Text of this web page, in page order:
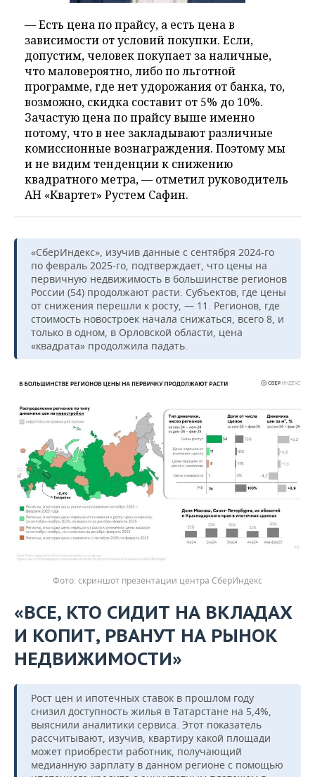
— Есть цена по прайсу, а есть цена в
зависимости от условий покупки. Если,
допустим, человек покупает за наличные,
что маловероятно, либо по льготной
программе, где нет удорожания от банка, то,
возможно, скидка составит от 5% до 10%.
Зачастую цена по прайсу выше именно
потому, что в нее закладывают различные
комиссионные вознаграждения. Поэтому мы
и не видим тенденции к снижению
квадратного метра, — отметил руководитель
АН «Квартет» Рустем Сафин.
«СберИндекс», изучив данные с сентября 2024-го
по февраль 2025-го, подтверждает, что цены на
первичную недвижимость в большинстве регионов
России (54) продолжают расти. Субъектов, где цены
от снижения перешли к росту, — 11. Регионов, где
стоимость новостроек начала снижаться, всего 8, и
только в одном, в Орловской области, цена
«квадрата» продолжила падать.
скриншот презентации центра СберИндекс
«ВСЕ, КТО СИДИТ НА ВКЛАДАХ
И КОПИТ, РВАНУТ НА РЫНОК
НЕДВИЖИМОСТИ»
Рост цен и ипотечных ставок в прошлом году
снизил доступность жилья в Татарстане на 5,4%,
выяснили аналитики сервиса. Этот показатель
рассчитывают, изучив, квартиру какой площади
может приобрести работник, получающий
медианную зарплату в данном регионе с помощью